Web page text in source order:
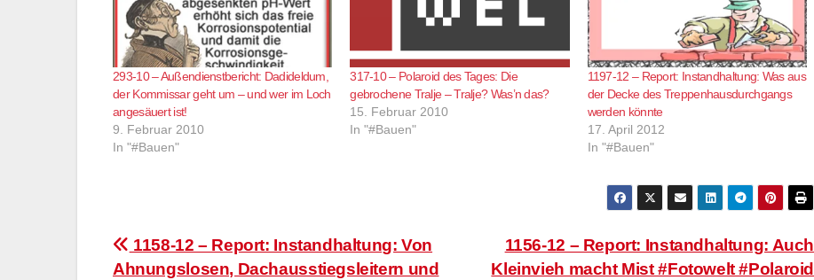
293-10 – Außendienstbericht: Dadideldum,
der Kommissar geht um – und wer im Loch
angesäuert ist!
9. Februar 2010
In "#Bauen"
317-10 – Polaroid des Tages: Die
gebrochene Tralje – Tralje? Was’n das?
15. Februar 2010
In "#Bauen"
1197-12 – Report: Instandhaltung: Was aus
der Decke des Treppenhausdurchgangs
werden könnte
17. April 2012
In "#Bauen"
Beitragsnavigation
1156-12 – Report: Instandhaltung: Auch
Kleinvieh macht Mist #Fotowelt #Polaroid
1158-12 – Report: Instandhaltung: Von
Ahnungslosen, Dachausstiegsleitern und